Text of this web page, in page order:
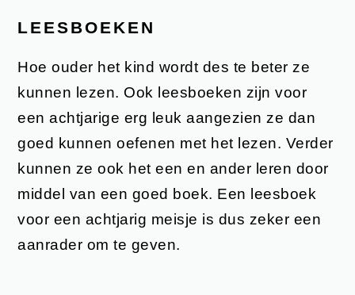
LEESBOEKEN
Hoe ouder het kind wordt des te beter ze
kunnen lezen. Ook leesboeken zijn voor
een achtjarige erg leuk aangezien ze dan
goed kunnen oefenen met het lezen. Verder
kunnen ze ook het een en ander leren door
middel van een goed boek. Een leesboek
voor een achtjarig meisje is dus zeker een
aanrader om te geven.